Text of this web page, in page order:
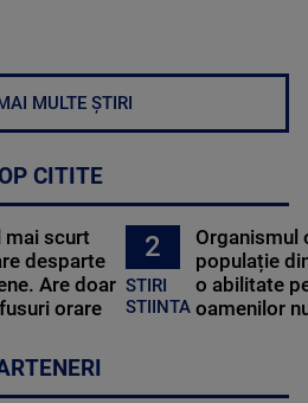
MULTE ȘTIRI
CITITE
mai scurt
desparte
Are doar
orare
2
STIRI
STIINTA
Organismul
populație
o abilitate
oamenilor